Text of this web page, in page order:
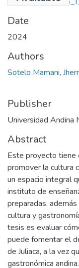
Date
2024
Authors
Sotelo Mamani,
Publisher
Universidad Andina
Abstract
Este proyecto tiene
promover la cultura
un espacio integral
instituto de
preparadas,
cultura y
tesis es evaluar
puede fomentar el
de Juliaca, a la vez
gastronómica